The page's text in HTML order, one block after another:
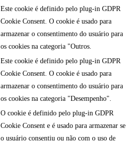
Este cookie é definido pelo plug-in GDPR
Cookie Consent. O cookie é usado para
armazenar o consentimento do usuário para
os cookies na categoria "Outros.
Este cookie é definido pelo plug-in GDPR
Cookie Consent. O cookie é usado para
armazenar o consentimento do usuário para
os cookies na categoria "Desempenho".
O cookie é definido pelo plug-in GDPR
Cookie Consent e é usado para armazenar se
o usuário consentiu ou não com o uso de